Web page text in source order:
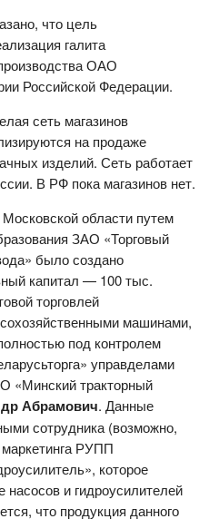
что цель
галита
ОАО
Российской Федерации.
сеть магазинов
на продаже
изделий. Сеть работает
В РФ пока магазинов нет.
области путем
ЗАО «Торговый
было создано
капитал — 100 тыс.
торговлей
машинами,
под контролем
управделами
«Минский тракторный
Абрамович. Данные
сотрудника (возможно,
РУПП
которое
насосов и гидроусилителей
что продукция данного